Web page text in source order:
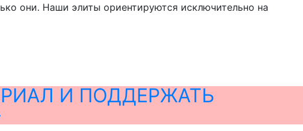
они. Наши элиты ориентируются исключительно на
И ПОДДЕРЖАТЬ